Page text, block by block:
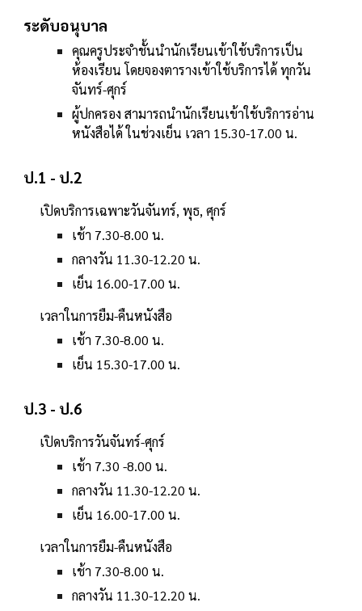
ระดับอนุบาล
คุณครูประจำชั้นนำนักเรียนเข้าใช้บริการเป็น
ห้องเรียน โดยจองตารางเข้าใช้บริการได้ ทุกวัน
จันทร์-ศุกร์
ผู้ปกครอง สามารถนำนักเรียนเข้าใช้บริการอ่าน
หนังสือได้ ในช่วงเย็น เวลา 15.30-17.00 น.
ป.1 - ป.2
เปิดบริการเฉพาะวันจันทร์, พุธ, ศุกร์
เช้า 7.30-8.00 น.
กลางวัน 11.30-12.20 น.
เย็น 16.00-17.00 น.
เวลาในการยืม-คืนหนังสือ
เช้า 7.30-8.00 น.
เย็น 15.30-17.00 น.
ป.3 - ป.6
เปิดบริการวันจันทร์-ศุกร์
เช้า 7.30 -8.00 น.
กลางวัน 11.30-12.20 น.
เย็น 16.00-17.00 น.
เวลาในการยืม-คืนหนังสือ
เช้า 7.30-8.00 น.
กลางวัน 11.30-12.20 น.